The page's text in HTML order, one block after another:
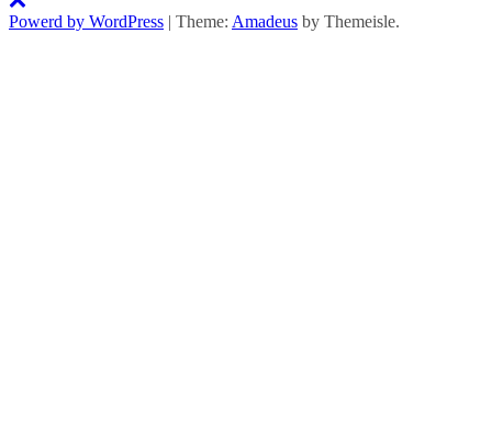
Powerd by WordPress | Theme: Amadeus by Themeisle.